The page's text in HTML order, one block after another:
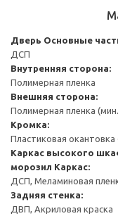
Дверь Основные
ДСП
Внутренняя сторона:
Полимерная пленка
Внешняя сторона:
Полимерная пленка
Кромка:
Пластиковая
Каркас высокого
морозил Каркас:
ДСП, Меламиновая
Задняя стенка:
ДВП, Акриловая краска